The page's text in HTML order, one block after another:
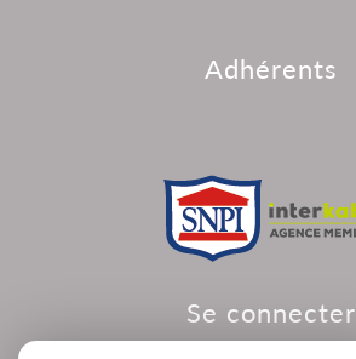
adhérents
se connecter